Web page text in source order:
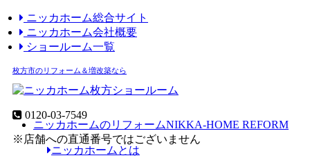
ニッカホーム総合サイト
ニッカホーム会社概要
ショールーム一覧
枚方市のリフォーム＆増改築なら
0120-03-7549
※店舗への直通番号ではございません
ニッカホームのリフォームNIKKA-HOME REFORM
ニッカホームとは